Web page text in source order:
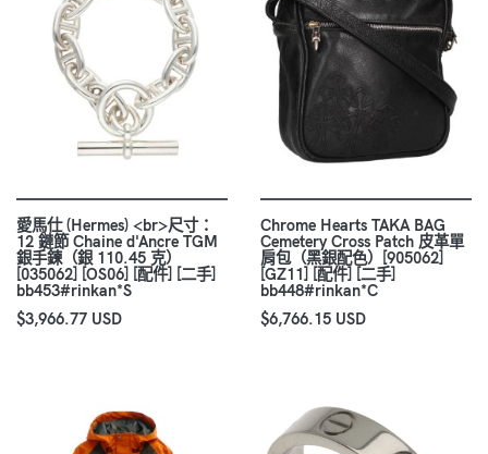
愛馬仕 (Hermes) <br>尺寸：
12 鏈節 Chaine d'Ancre TGM
銀手鍊（銀 110.45 克）
[035062] [OS06] [配件] [二手]
bb453#rinkan*S
$3,966.77 USD
Chrome Hearts TAKA BAG
Cemetery Cross Patch 皮革單
肩包（黑銀配色）[905062]
[GZ11] [配件] [二手]
bb448#rinkan*C
$6,766.15 USD